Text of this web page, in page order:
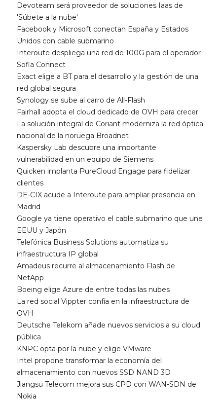
Devoteam será proveedor de soluciones Iaas de
'Súbete a la nube'
Facebook y Microsoft conectan España y Estados
Unidos con cable submarino
Interoute despliega una red de 100G para el operador
Sofia Connect
Exact elige a BT para el desarrollo y la gestión de una
red global segura
Synology se sube al carro de All-Flash
Fairhall adopta el cloud dedicado de OVH para crecer
La solución integral de Coriant moderniza la red óptica
nacional de la noruega Broadnet
Kaspersky Lab descubre una importante
vulnerabilidad en un equipo de Siemens
Quicken implanta PureCloud Engage para fidelizar
clientes
DE-CIX acude a Interoute para ampliar presencia en
Madrid
Google ya tiene operativo el cable submarino que une
EEUU y Japón
Telefónica Business Solutions automatiza su
infraestructura IP global
Amadeus recurre al almacenamiento Flash de
NetApp
Boeing elige Azure de entre todas las nubes
La red social Vippter confía en la infraestructura de
OVH
Deutsche Telekom añade nuevos servicios a su cloud
pública
KNPC opta por la nube y elige VMware
Intel propone transformar la economía del
almacenamiento con nuevos SSD NAND 3D
Jiangsu Telecom mejora sus CPD con WAN-SDN de
Nokia